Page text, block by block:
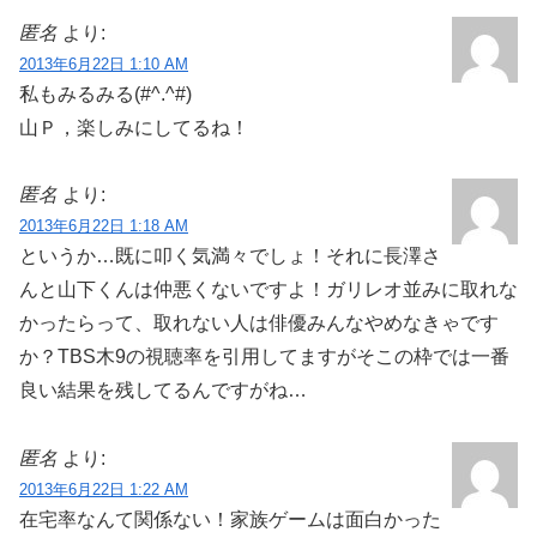
匿名 より:
2013年6月22日 1:10 AM
私もみるみる(#^.^#)
山Ｐ，楽しみにしてるね！
匿名 より:
2013年6月22日 1:18 AM
というか…既に叩く気満々でしょ！それに長澤さ
んと山下くんは仲悪くないですよ！ガリレオ並みに取れな
かったらって、取れない人は俳優みんなやめなきゃです
か？TBS木9の視聴率を引用してますがそこの枠では一番
良い結果を残してるんですがね…
匿名 より:
2013年6月22日 1:22 AM
在宅率なんて関係ない！家族ゲームは面白かった